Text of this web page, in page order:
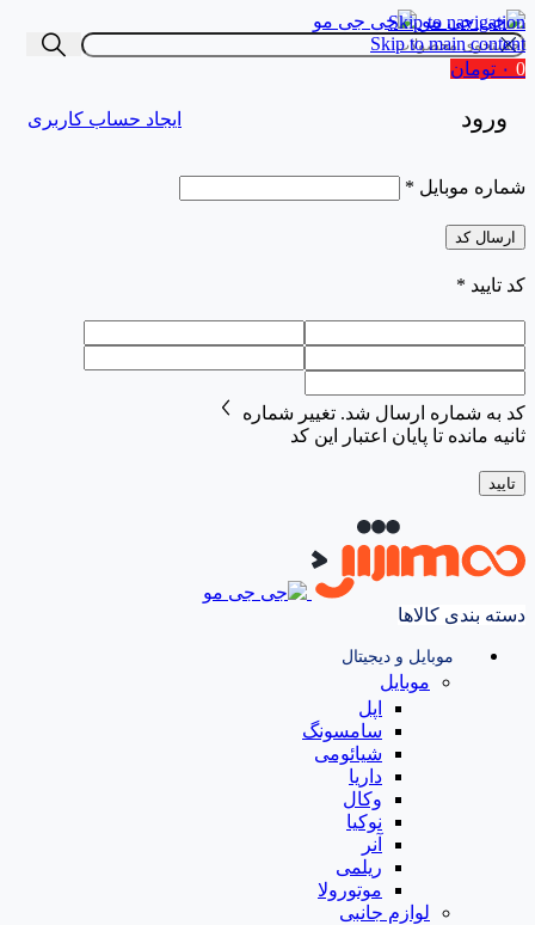
Skip to navigation
Skip to main content
0 ۰ تومان
ورود ایجاد حساب کاربری
شماره موبایل *
ارسال کد
کد تایید *
کد به شماره ارسال شد. تغییر شماره
ثانیه مانده تا پایان اعتبار این کد
تایید
دسته بندی کالاها
موبایل و دیجیتال
موبایل
اپل
سامسونگ
شیائومی
داریا
وکال
نوکیا
آنر
ریلمی
موتورولا
لوازم جانبی